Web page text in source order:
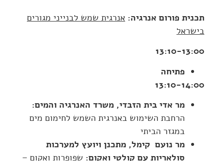
תכנית פורום אנרגיה: אנרגית שמש לבנייני מגורים
בישראל
13:10-13:00
פתיחה
13:10-14:00
מר אדי בית הזבדי, משרד האנרגיה והמים:
הרחבת השימוש באנרגית השמש לחימום מים
במגזר הביתי
מר נועם קימל, מתכנן ויועץ למערכות
סולאריות עם קולטי ואקום: שפופרות ואקום –